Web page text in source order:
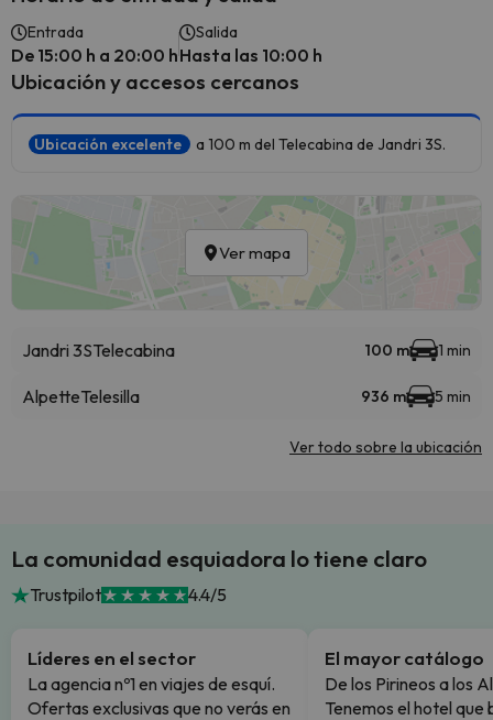
Entrada
De 15:00 h a 20:00 h
Salida
Hasta las 10:00 h
Ubicación y accesos cercanos
Ubicación excelente a 100 m del Telecabina de Jandri 3S.
Ver mapa
Jandri 3STelecabina 100 m 1 min
AlpetteTelesilla 936 m 5 min
Ver todo sobre la ubicación
La comunidad esquiadora lo tiene claro
Trustpilot 4.4/5
Líderes en el sector
La agencia nº1 en viajes de esquí.
Ofertas exclusivas que no verás en
El mayor catálogo
De los Pirineos a los
Tenemos el hotel que